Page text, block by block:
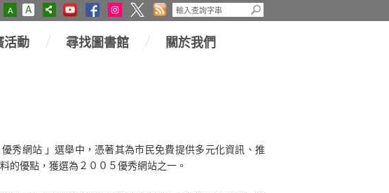
A A
活動 尋找圖書館 關於我們
秀網站 」選舉中，憑著其為市民免費提供多元化資訊、推
的優點，獲選為２００５優秀網站之一。